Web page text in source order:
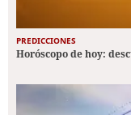
PREDICCIONES
Horóscopo de hoy: